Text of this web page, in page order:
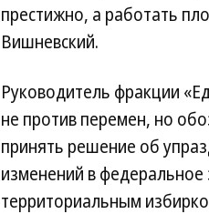
престижно, а работать
Вишневский.
Руководитель фракции
не против перемен, но
принять решение об
изменений в
территориальным